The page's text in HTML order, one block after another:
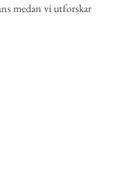
medan vi utforskar